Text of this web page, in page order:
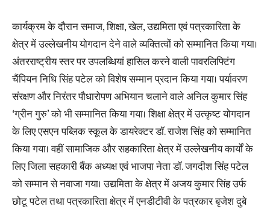
कार्यक्रम के दौरान समाज, शिक्षा, खेल, उद्यमिता एवं पत्रकारिता के
क्षेत्र में उल्लेखनीय योगदान देने वाले व्यक्तित्वों को सम्मानित किया गया।
अंतरराष्ट्रीय स्तर पर उपलब्धियां हासिल करने वाली पावरलिफ्टिंग
चैंपियन निधि सिंह पटेल को विशेष सम्मान प्रदान किया गया। पर्यावरण
संरक्षण और निरंतर पौधारोपण अभियान चलाने वाले अनिल कुमार सिंह
‘ग्रीन गुरु’ को भी सम्मानित किया गया। शिक्षा क्षेत्र में उत्कृष्ट योगदान
के लिए एसएन पब्लिक स्कूल के डायरेक्टर डॉ. राजेश सिंह को सम्मानित
किया गया। वहीं सामाजिक और सहकारिता क्षेत्र में उल्लेखनीय कार्यों के
लिए जिला सहकारी बैंक अध्यक्ष एवं भाजपा नेता डॉ. जगदीश सिंह पटेल
को सम्मान से नवाजा गया। उद्यमिता के क्षेत्र में अजय कुमार सिंह उर्फ
छोटू पटेल तथा पत्रकारिता क्षेत्र में एनडीटीवी के पत्रकार बृजेश दुबे